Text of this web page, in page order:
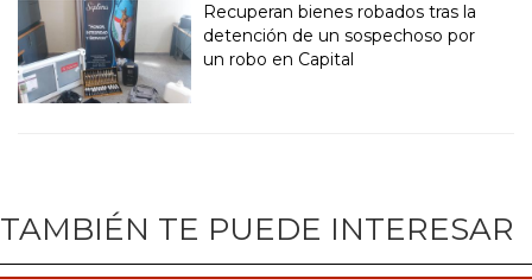
Recuperan bienes robados tras la
detención de un sospechoso por
un robo en Capital
TAMBIÉN TE PUEDE INTERESAR